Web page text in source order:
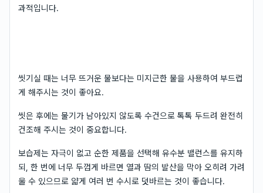
과적입니다.
씻기실 때는 너무 뜨거운 물보다는 미지근한 물을 사용하여 부드럽
게 해주시는 것이 좋아요.
씻은 후에는 물기가 남아있지 않도록 수건으로 톡톡 두드려 완전히
건조해 주시는 것이 중요합니다.
보습제는 자극이 없고 순한 제품을 선택해 유수분 밸런스를 유지하
되, 한 번에 너무 두껍게 바르면 열과 땀의 발산을 막아 오히려 가려
울 수 있으므로 얇게 여러 번 수시로 덧바르는 것이 좋습니다.